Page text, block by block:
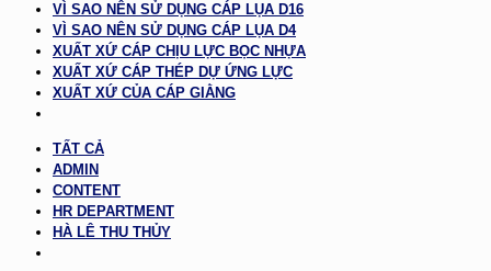
VÌ SAO NÊN SỬ DỤNG CÁP LỤA D16
VÌ SAO NÊN SỬ DỤNG CÁP LỤA D4
XUẤT XỨ CÁP CHỊU LỰC BỌC NHỰA
XUẤT XỨ CÁP THÉP DỰ ỨNG LỰC
XUẤT XỨ CỦA CÁP GIẰNG
TẤT CẢ
ADMIN
CONTENT
HR DEPARTMENT
HÀ LÊ THU THỦY